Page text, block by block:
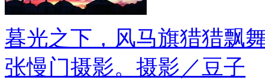
暮光之下，风马旗猎猎飘
张慢门摄影。摄影／豆子